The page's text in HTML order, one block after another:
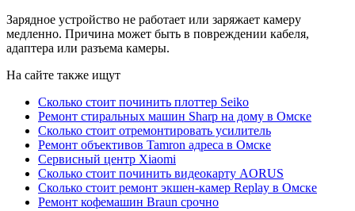
Зарядное устройство не работает или заряжает камеру
медленно. Причина может быть в повреждении кабеля,
адаптера или разъема камеры.
На сайте также ищут
Сколько стоит починить плоттер Seiko
Ремонт стиральных машин Sharp на дому в Омске
Сколько стоит отремонтировать усилитель
Ремонт объективов Tamron адреса в Омске
Сервисный центр Xiaomi
Сколько стоит починить видеокарту AORUS
Сколько стоит ремонт экшен-камер Replay в Омске
Ремонт кофемашин Braun срочно